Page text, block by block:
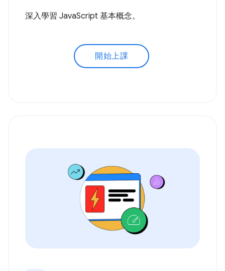
深入學習 JavaScript 基本概念。
開始上課